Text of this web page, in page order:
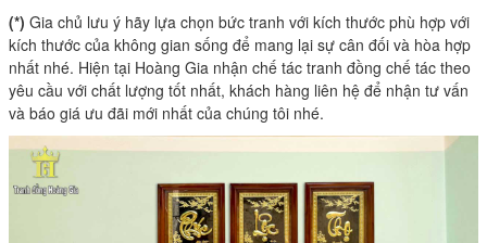
(*) Gia chủ lưu ý hãy lựa chọn bức tranh với kích thước phù hợp với
kích thước của không gian sống để mang lại sự cân đối và hòa hợp
nhất nhé. Hiện tại Hoàng Gia nhận chế tác tranh đồng chế tác theo
yêu cầu với chất lượng tốt nhất, khách hàng liên hệ để nhận tư vấn
và báo giá ưu đãi mới nhất của chúng tôi nhé.